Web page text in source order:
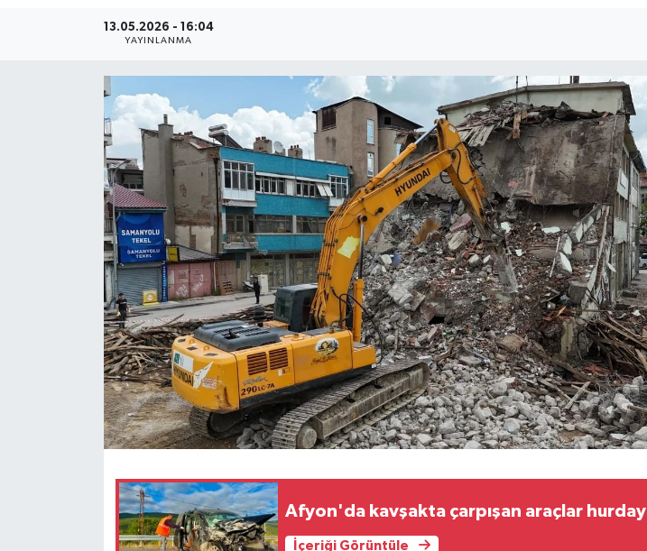
13.05.2026 - 16:04
YAYINLANMA
Afyon'da kavşakta çarpışan araçlar
İçeriği Görüntüle
Son Dakika Haberleri